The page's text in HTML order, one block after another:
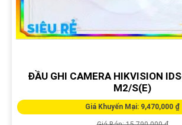
ĐẦU GHI CAMERA HIKVISION
M2/S(E)
Giá Khuyến Mại: 9,470,000 ₫